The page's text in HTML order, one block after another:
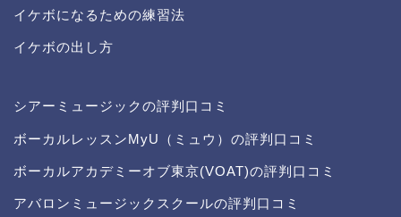
イケボになるための練習法
イケボの出し方
シアーミュージックの評判口コミ
ボーカルレッスンMyU（ミュウ）の評判口コミ
ボーカルアカデミーオブ東京(VOAT)の評判口コミ
アバロンミュージックスクールの評判口コミ